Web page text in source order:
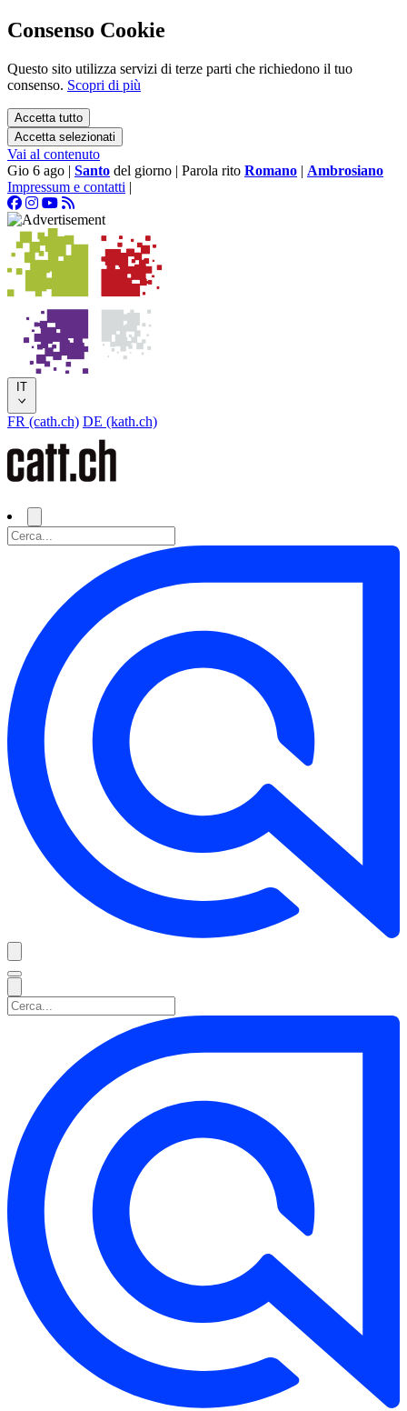
Consenso Cookie
Questo sito utilizza servizi di terze parti che richiedono il tuo
consenso. Scopri di più
Accetta tutto
Accetta selezionati
Vai al contenuto
Gio 6 ago | Santo del giorno | Parola rito Romano | Ambrosiano
Impressum e contatti |
IT
FR (cath.ch) DE (kath.ch)